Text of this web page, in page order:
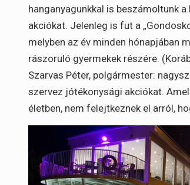
hanganyagunkkal is beszámoltunk
akciókat. Jelenleg is fut a
melyben az év minden hónapjában
rászoruló gyermekek részére.
Szarvas Péter, polgármester:
szervez jótékonysági akciókat.
életben, nem felejtkeznek el arról,